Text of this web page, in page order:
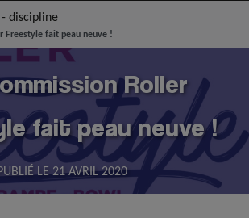
discipline
Freestyle fait peau neuve !
Roller
fait peau neuve !
LE21 AVRIL 2020